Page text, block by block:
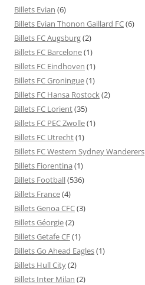
Billets Evian (6)
Billets Evian Thonon Gaillard FC(6)
Billets FC Augsburg(2)
Billets FC Barcelone(1)
Billets FC Eindhoven (1)
Billets FC Groningue(1)
Billets FC Hansa Rostock(2)
Billets FC Lorient(35)
Billets FC PEC Zwolle(1)
Billets FC Utrecht(1)
Billets FC Western Sydney Wanderers
Billets Fiorentina (1)
Billets Football(536)
Billets France(4)
Billets Genoa CFC(3)
Billets Géorgie(2)
Billets Getafe CF(1)
Billets Go Ahead Eagles(1)
Billets Hull City(2)
Billets Inter Milan (2)